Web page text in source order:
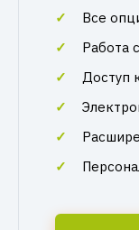
Все
Работа
Доступ